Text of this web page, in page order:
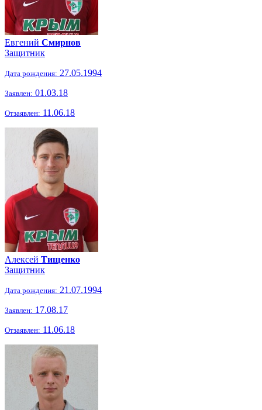
Евгений Смирнов
Защитник
Дата рождения: 27.05.1994
Заявлен: 01.03.18
Отзаявлен: 11.06.18
Алексей Тищенко
Защитник
Дата рождения: 21.07.1994
Заявлен: 17.08.17
Отзаявлен: 11.06.18